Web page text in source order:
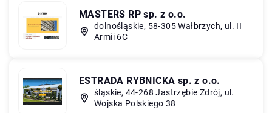
MASTERS RP sp. z o.o.
dolnośląskie, 58-305 Wałbrzych, ul. II
Armii 6C
ESTRADA RYBNICKA sp. z o.o.
śląskie, 44-268 Jastrzębie Zdrój, ul.
Wojska Polskiego 38